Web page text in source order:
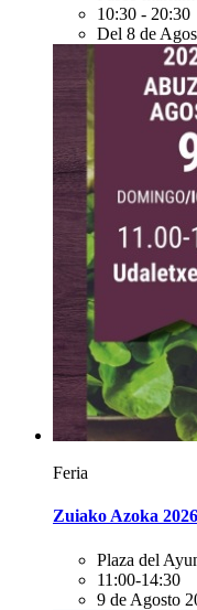
10:30 - 20:30
Del 8 de
Feria
Zuiako Azoka 2026
Plaza del
11:00-14:30
9 de Agosto